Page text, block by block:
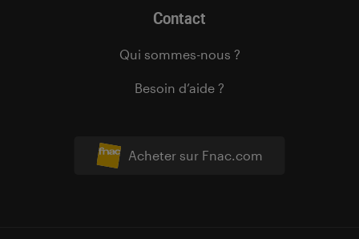
Acheter sur Fnac.com
Contact
Qui sommes-nous ?
Besoin d’aide ?